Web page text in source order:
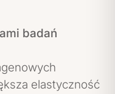
badań
elastyczność